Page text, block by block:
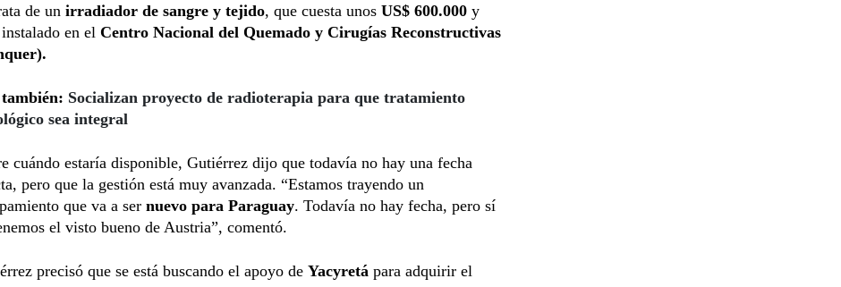
de un irradiador de sangre y tejido, que cuesta unos US$ 600.000 y
en el Centro Nacional del Quemado y Cirugías Reconstructivas
Socializan proyecto de radioterapia para que tratamiento
sea integral
cuándo estaría disponible, Gutiérrez dijo que todavía no hay una fecha
pero que la gestión está muy avanzada. “Estamos trayendo un
que va a ser nuevo para Paraguay. Todavía no hay fecha, pero sí
el visto bueno de Austria”, comentó.
precisó que se está buscando el apoyo de Yacyretá para adquirir el